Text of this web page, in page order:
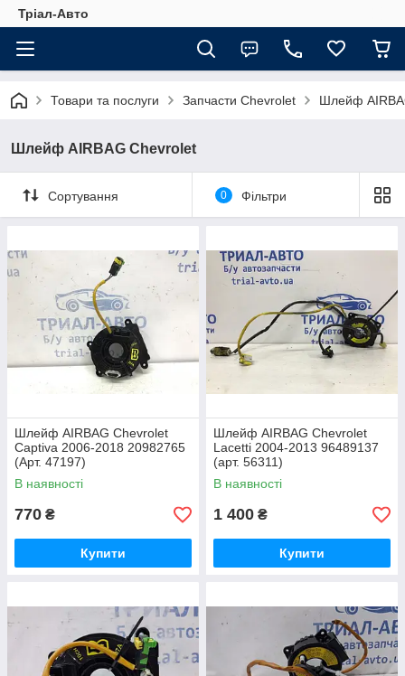
Тріал-Авто
Товари та послуги Запчасти Chevrolet Шлейф
Шлейф AIRBAG Chevrolet
Сортування 0 Фільтри
Шлейф AIRBAG Chevrolet
Captiva 2006-2018 20982765
(Арт. 47197)
В наявності
770 ₴
Купити
Шлейф AIRBAG Chevrolet
Lacetti 2004-2013 96489137
(арт. 56311)
В наявності
1 400 ₴
Купити